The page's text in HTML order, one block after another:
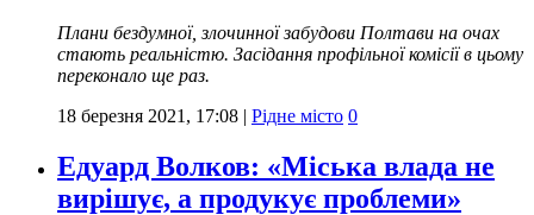
Плани бездумної, злочинної забудови Полтави на очах
стають реальністю. Засідання профільної комісії в цьому
переконало ще раз.
18 березня 2021, 17:08 | Рідне місто 0
Едуард Волков: «Міська влада не
вирішує, а продукує проблеми»